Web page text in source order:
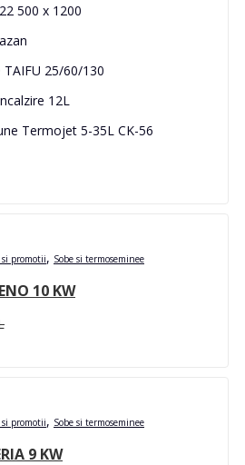
500 x 1200
25/60/130
12L
Termojet 5-35L CK-56
si promotii, Sobe si termoseminee
10 KW
si promotii, Sobe si termoseminee
9 KW